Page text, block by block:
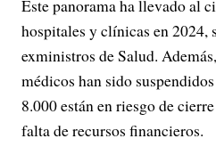
Este panorama ha llevado al
hospitales y clínicas en 2024,
exministros de Salud.
médicos han sido
8.000 están en riesgo de
falta de recursos financieros.